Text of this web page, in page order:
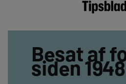
Besat af
siden 1948